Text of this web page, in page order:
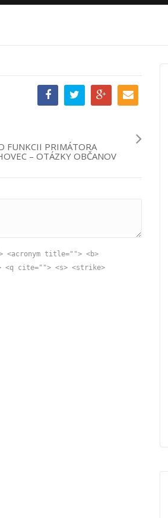
FUNKCII PRIMÁTORA
– OTÁZKY OBČANOV
title=""> <b>
<q cite=""> <s> <strike>